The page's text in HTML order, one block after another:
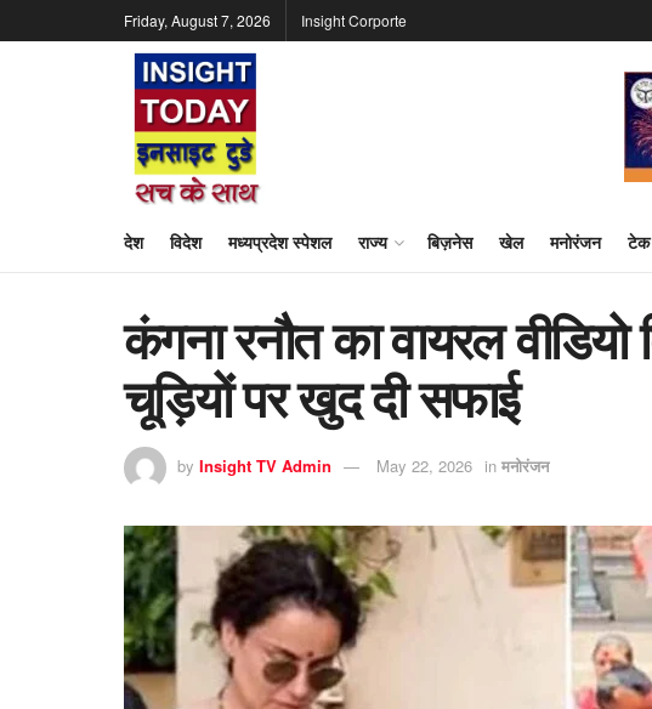
Friday, August 7, 2026 Insight Corporte
देश विदेश मध्यप्रदेश स्पेशल राज्य बिज़नेस खेल मनोरंजन टेक
कंगना रनौत का वायरल
चूड़ियों पर खुद दी सफाई
by Insight TV Admin May 22, 2026 in मनोरंजन